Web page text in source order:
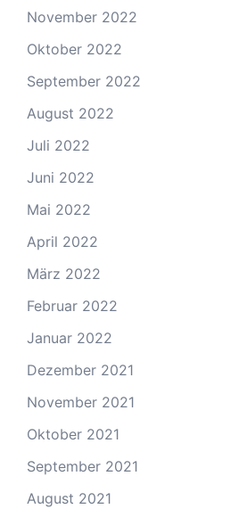
November 2022
Oktober 2022
September 2022
August 2022
Juli 2022
Juni 2022
Mai 2022
April 2022
März 2022
Februar 2022
Januar 2022
Dezember 2021
November 2021
Oktober 2021
September 2021
August 2021